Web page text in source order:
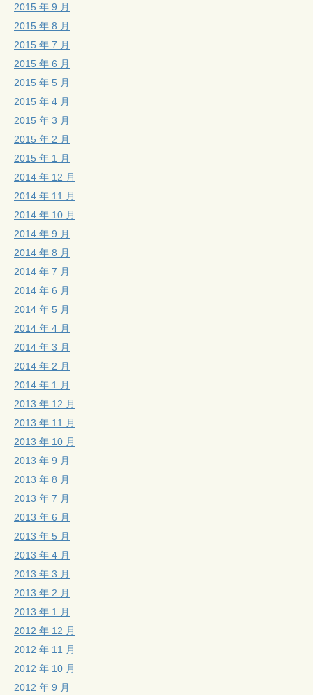
2015 年 9 月
2015 年 8 月
2015 年 7 月
2015 年 6 月
2015 年 5 月
2015 年 4 月
2015 年 3 月
2015 年 2 月
2015 年 1 月
2014 年 12 月
2014 年 11 月
2014 年 10 月
2014 年 9 月
2014 年 8 月
2014 年 7 月
2014 年 6 月
2014 年 5 月
2014 年 4 月
2014 年 3 月
2014 年 2 月
2014 年 1 月
2013 年 12 月
2013 年 11 月
2013 年 10 月
2013 年 9 月
2013 年 8 月
2013 年 7 月
2013 年 6 月
2013 年 5 月
2013 年 4 月
2013 年 3 月
2013 年 2 月
2013 年 1 月
2012 年 12 月
2012 年 11 月
2012 年 10 月
2012 年 9 月